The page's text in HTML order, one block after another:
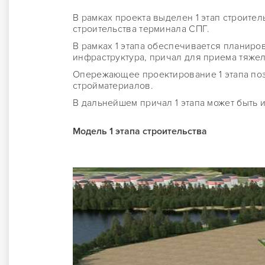
В рамках проекта выделен 1 этап
строительства терминала СПГ.
В рамках 1 этапа обеспечивается
инфраструктура, причал для приема
Опережающее проектирование 1 этапа
стройматериалов.
В дальнейшем причал 1 этапа может быть
Модель 1 этапа строительства